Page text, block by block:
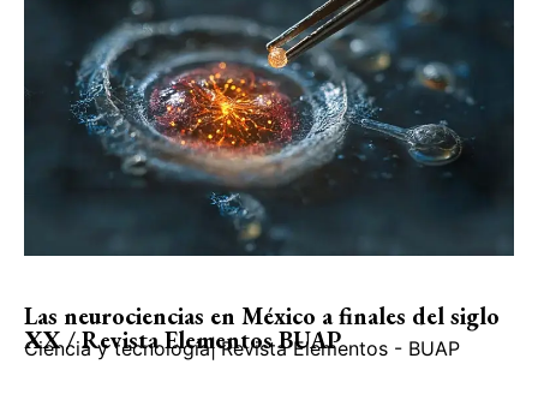
Las neurociencias en México a finales del siglo
XX / Revista Elementos BUAP
Ciencia y tecnología| Revista Elementos - BUAP